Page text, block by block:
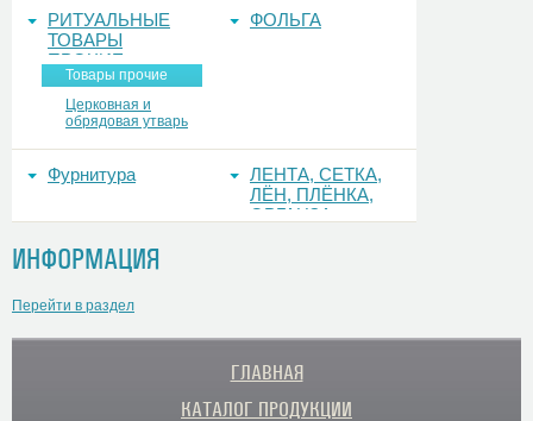
РИТУАЛЬНЫЕ
ТОВАРЫ
ПРОЧИЕ
Товары прочие
Церковная и
обрядовая утварь
ФОЛЬГА
Фурнитура
ЛЕНТА, СЕТКА,
ЛЁН, ПЛЁНКА,
ОРГАНЗА
ИНФОРМАЦИЯ
Перейти в раздел
ГЛАВНАЯ
КАТАЛОГ ПРОДУКЦИИ